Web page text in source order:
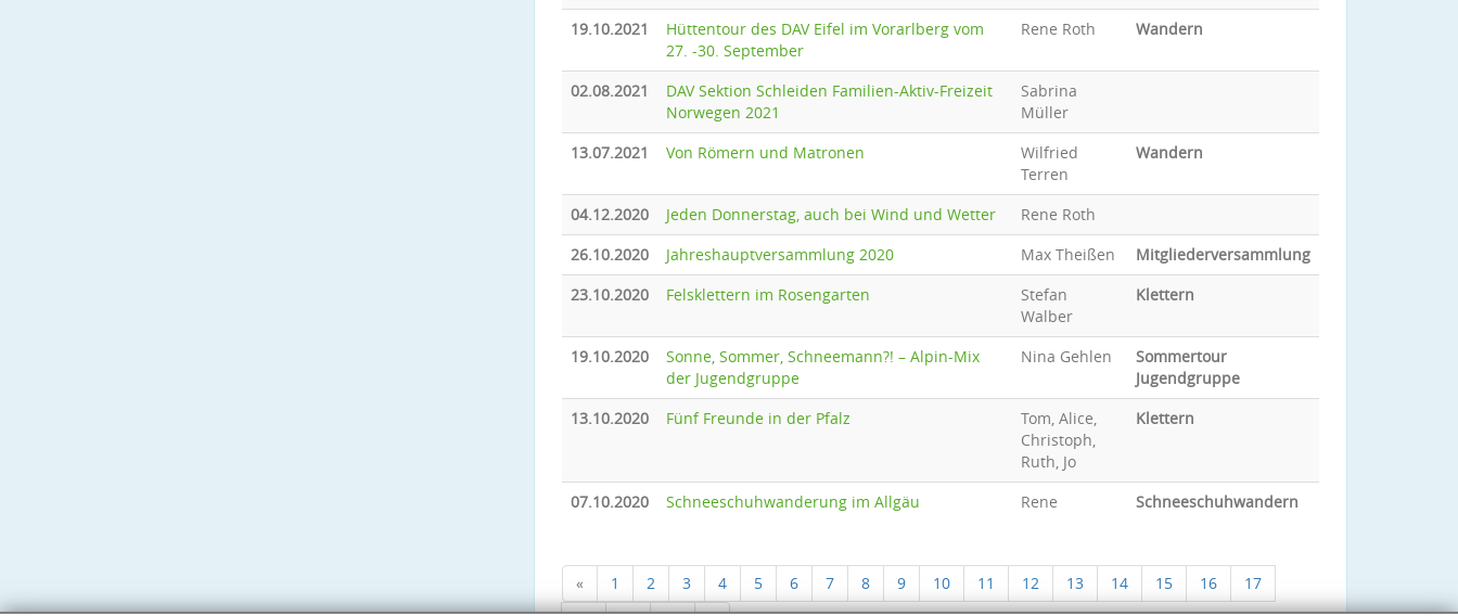
19.10.2021
Hüttentour des DAV Eifel im Vorarlberg vom
27. -30. September
Rene Roth Wandern
02.08.2021
DAV Sektion Schleiden Familien-Aktiv-Freizeit
Norwegen 2021
Sabrina
Müller
13.07.2021
Von Römern und Matronen
Wilfried
Terren
Wandern
04.12.2020 Jeden Donnerstag, auch bei Wind und Wetter
Rene Roth
26.10.2020
Jahreshauptversammlung 2020 Max Theißen
Mitgliederversammlung
23.10.2020
Felsklettern im Rosengarten
Stefan
Walber
Klettern
19.10.2020
Sonne, Sommer, Schneemann?! – Alpin-Mix
der Jugendgruppe
Nina Gehlen
Sommertour
Jugendgruppe
13.10.2020
Fünf Freunde in der Pfalz
Tom, Alice,
Christoph,
Ruth, Jo
Klettern
07.10.2020 Schneeschuhwanderung im Allgäu Rene Schneeschuhwandern
« 1 2 3 4 5 6 7 8 9 10 11 12 13 14 15 16
17